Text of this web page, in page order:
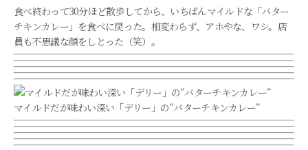
食べ終わって30分ほど散歩してから、いちばんマイルドな「バター
チキンカレー」を食べに戻った。相変わらず、アホやな、ワシ。店
員も不思議な顔をしとった（笑）。
マイルドだが味わい深い「デリー」の”バターチキンカレー”